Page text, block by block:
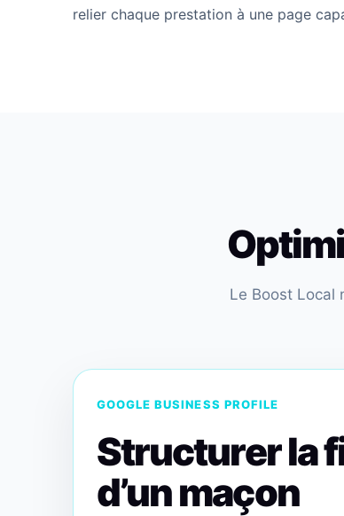
relier chaque prestation à une page
Le Boost Local
GOOGLE BUSINESS PROFILE
Structurer la
d’un maçon